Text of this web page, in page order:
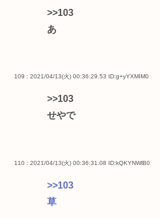
>>103
あ
109 : 2021/04/13(火) 00:36:29.53 ID:g+yYXMIM0
>>103
せやで
110 : 2021/04/13(火) 00:36:31.08 ID:kQKYNWlB0
>>103
草